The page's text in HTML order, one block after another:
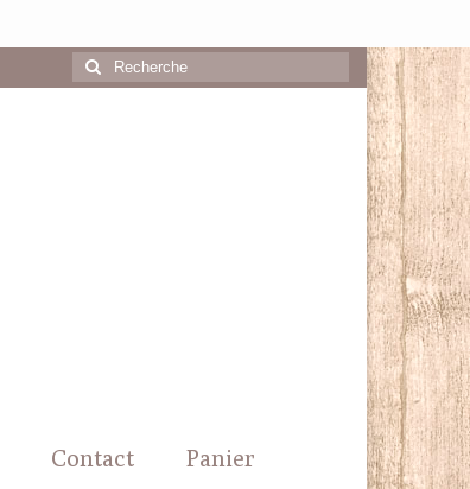
Rechercher
:
Contact Panier